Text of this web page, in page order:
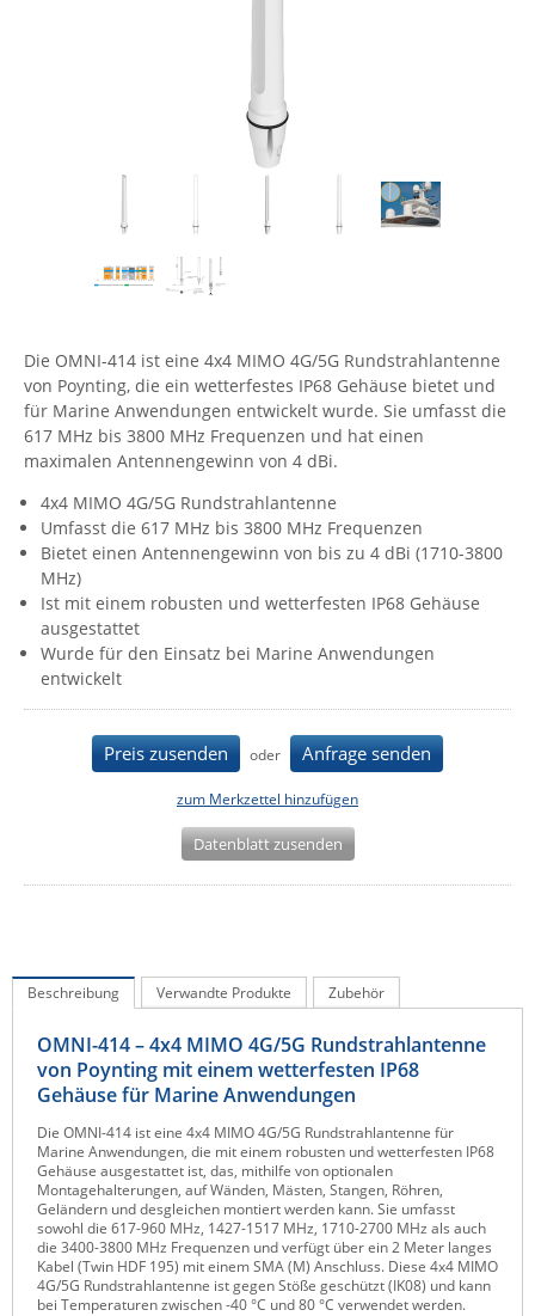
Industrielle Netzwerktechnik / Kommunikation
Wi-Fi - WLAN - Wireless
IT Netzwerktechnik / Kommunikation
Fokus Technologies
Gude
Guntermann & Drunck
High Sec Labs
Icron
IEC Lock
Ihse
Kerlink
Kramer Electronics
KVM TEC
PatchSee
Poynting
Raritan
Riello UPS
Server Technology
Siretta
SIRIO Antenne
Sunbird
Die OMNI-414 ist eine 4x4 MIMO 4G/5G Rundstrahlantenne
von Poynting, die ein wetterfestes IP68 Gehäuse bietet und
für Marine Anwendungen entwickelt wurde. Sie umfasst die
617 MHz bis 3800 MHz Frequenzen und hat einen
maximalen Antennengewinn von 4 dBi.
4x4 MIMO 4G/5G Rundstrahlantenne
Umfasst die 617 MHz bis 3800 MHz Frequenzen
Bietet einen Antennengewinn von bis zu 4 dBi (1710-3800
MHz)
Ist mit einem robusten und wetterfesten IP68 Gehäuse
ausgestattet
Wurde für den Einsatz bei Marine Anwendungen
entwickelt
Preis zusenden oder Anfrage senden
zum Merkzettel hinzufügen
Datenblatt zusenden
Beschreibung Verwandte Produkte Zubehör
OMNI-414 – 4x4 MIMO 4G/5G Rundstrahlantenne
von Poynting mit einem wetterfesten IP68
Gehäuse für Marine Anwendungen
Die OMNI-414 ist eine 4x4 MIMO 4G/5G Rundstrahlantenne für
Marine Anwendungen, die mit einem robusten und wetterfesten IP68
Gehäuse ausgestattet ist, das, mithilfe von optionalen
Montagehalterungen, auf Wänden, Mästen, Stangen, Röhren,
Geländern und desgleichen montiert werden kann. Sie umfasst
sowohl die 617-960 MHz, 1427-1517 MHz, 1710-2700 MHz als auch
die 3400-3800 MHz Frequenzen und verfügt über ein 2 Meter langes
Kabel (Twin HDF 195) mit einem SMA (M) Anschluss. Diese 4x4 MIMO
4G/5G Rundstrahlantenne ist gegen Stöße geschützt (IK08) und kann
bei Temperaturen zwischen -40 °C und 80 °C verwendet werden.